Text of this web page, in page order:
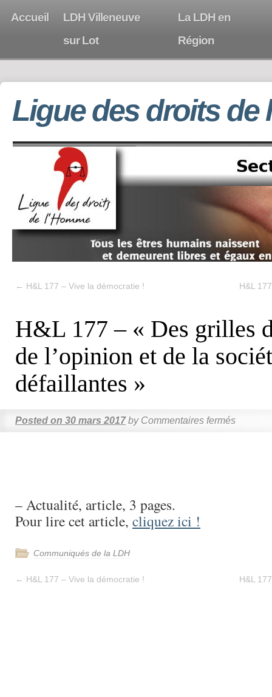
Accueil
LDH Villeneuve
sur Lot
La LDH en
Région
Ligue des droits de
← H&L 177 – Vive la démocratie ! H&L
H&L 177 – « Des grilles
de l’opinion et de la
défaillantes »
Posted on 30 mars 2017 by Commentaires fermés
– Actualité, article, 3 pages.
Pour lire cet article, cliquez ici !
Communiqués de la LDH
← H&L 177 – Vive la démocratie ! H&L